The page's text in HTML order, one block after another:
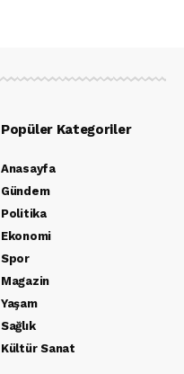
Popüler Kategoriler
Anasayfa
Gündem
Politika
Ekonomi
Spor
Magazin
Yaşam
Sağlık
Kültür Sanat